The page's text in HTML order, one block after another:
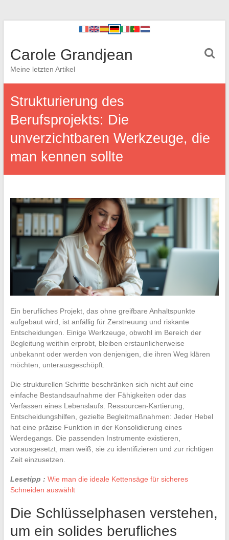
Carole Grandjean
Meine letzten Artikel
Strukturierung des
Berufsprojekts: Die
unverzichtbaren Werkzeuge, die
man kennen sollte
Ein berufliches Projekt, das ohne greifbare Anhaltspunkte
aufgebaut wird, ist anfällig für Zerstreuung und riskante
Entscheidungen. Einige Werkzeuge, obwohl im Bereich der
Begleitung weithin erprobt, bleiben erstaunlicherweise
unbekannt oder werden von denjenigen, die ihren Weg klären
möchten, unterausgeschöpft.
Die strukturellen Schritte beschränken sich nicht auf eine
einfache Bestandsaufnahme der Fähigkeiten oder das
Verfassen eines Lebenslaufs. Ressourcen-Kartierung,
Entscheidungshilfen, gezielte Begleitmaßnahmen: Jeder Hebel
hat eine präzise Funktion in der Konsolidierung eines
Werdegangs. Die passenden Instrumente existieren,
vorausgesetzt, man weiß, sie zu identifizieren und zur richtigen
Zeit einzusetzen.
Lesetipp : Wie man die ideale Kettensäge für sicheres
Schneiden auswählt
Die Schlüsselphasen verstehen,
um ein solides berufliches